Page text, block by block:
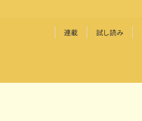
連載 試し読み